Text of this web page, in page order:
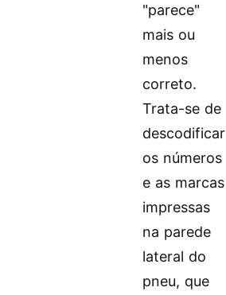
"parece"
mais ou
menos
correto.
Trata-se de
descodificar
os números
e as marcas
impressas
na parede
lateral do
pneu, que